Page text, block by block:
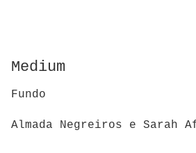
Medium
Fundo
Almada Negreiros e Sarah